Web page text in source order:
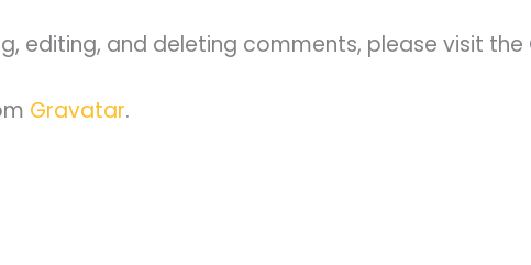
editing, and deleting comments, please visit
Gravatar.